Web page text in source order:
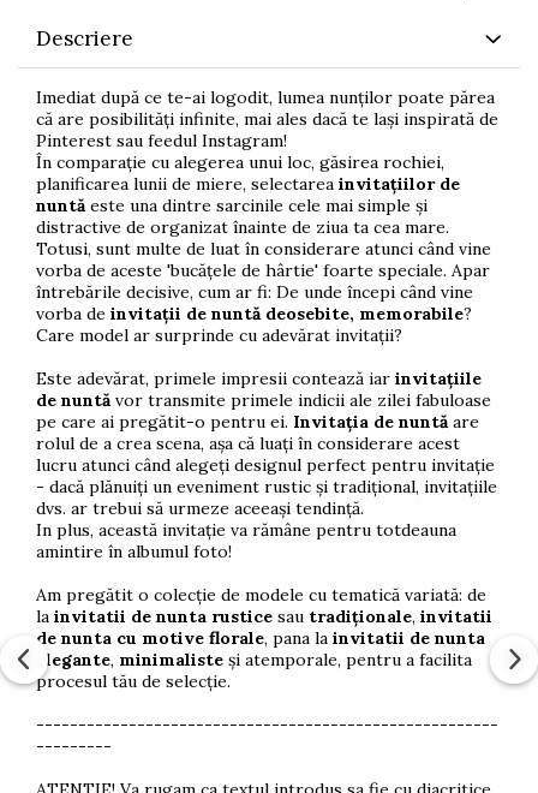
Descriere
Imediat după ce te-ai logodit, lumea nunților poate părea
că are posibilități infinite, mai ales dacă te lași inspirată de
Pinterest sau feedul Instagram!
În comparație cu alegerea unui loc, găsirea rochiei,
planificarea lunii de miere, selectarea invitațiilor de
nuntăeste una dintre sarcinile cele mai simple și
distractive de organizat înainte de ziua ta cea mare.
Totusi, sunt multe de luat în considerare atunci când vine
vorba de aceste 'bucățele de hârtie' foarte speciale. Apar
întrebările decisive, cum ar fi: De unde începi când vine
vorba de invitații de nuntă deosebite, memorabile?
Care model ar surprinde cu adevărat invitații?
Este adevărat, primele impresii contează iar invitațiile
de nuntăvor transmite primele indicii ale zilei fabuloase
pe care ai pregătit-o pentru ei. Invitația de nuntăare
rolul de a crea scena, așa că luați în considerare acest
lucru atunci când alegeți designul perfect pentru invitație
- dacă plănuiți un eveniment rustic și tradițional, invitațiile
dvs. ar trebui să urmeze aceeași tendință.
In plus, această invitație va rămâne pentru totdeauna
amintire în albumul foto!
Am pregătit o colecție de modele cu tematică variată: de
la invitatii de nunta rustice sau tradiționale, invitatii
de nunta cu motive florale, pana la invitatii de nunta
elegante, minimaliste și atemporale, pentru a facilita
procesul tău de selecție.
-------------------------------------------------------
---------